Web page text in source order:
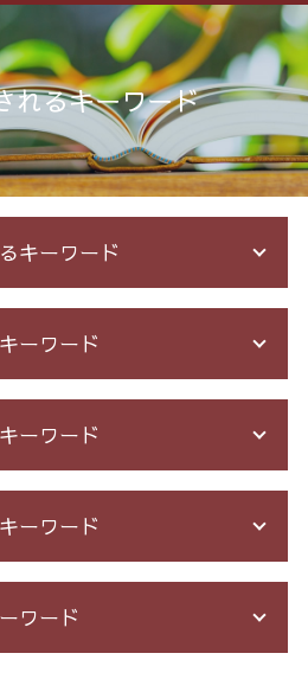
れるキーワード
キーワード
しい
害
ーワード
額
害金
流れ
責
画
決
ーワード
決
ーワード
ワード